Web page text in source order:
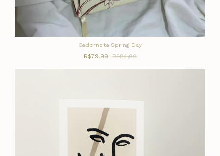
Caderneta Spring Day
R$79,99
R$84,90